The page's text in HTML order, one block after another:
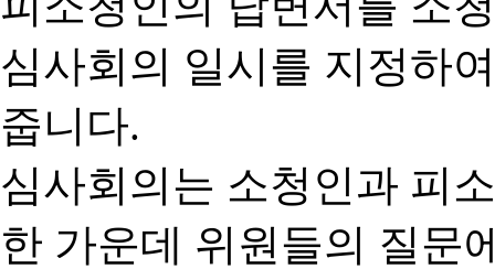
심사회의 일시를 지정하
줍니다.
심사회의는 소청인과 피
한 가운데 위원들의 질문